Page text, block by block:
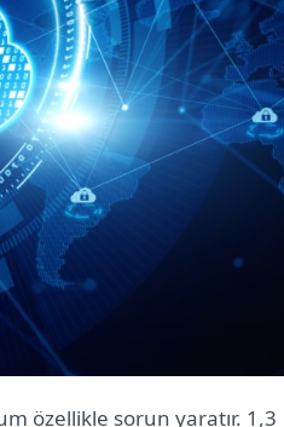
özellikle sorun yaratır. 1,3